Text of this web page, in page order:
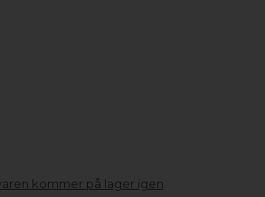
kommer på lager igen